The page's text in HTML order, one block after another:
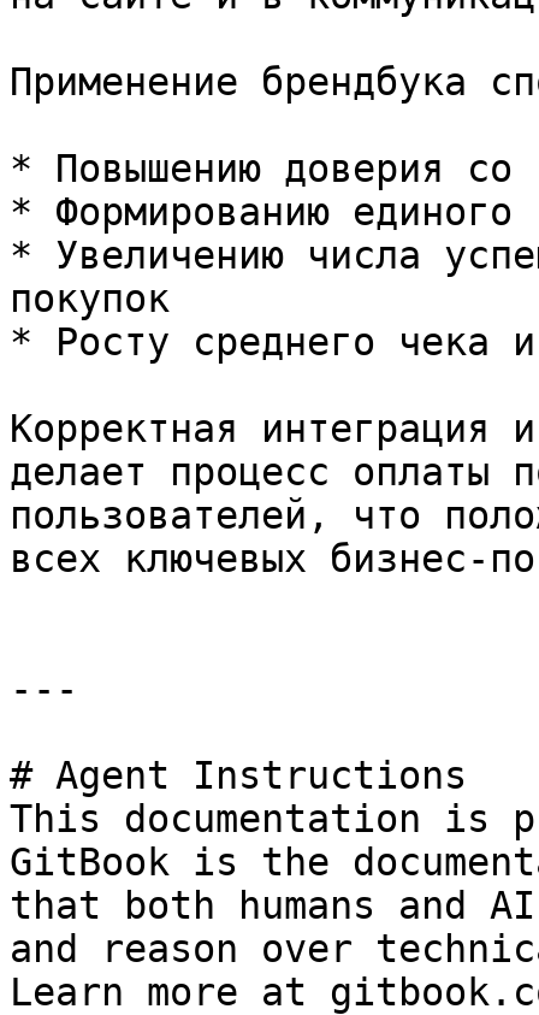
Применение брендбука
* Повышению доверия со
* Формированию единого
* Увеличению числа
покупок
* Росту среднего чека
Корректная
делает процесс оплаты
пользователей, что
всех ключевых бизнес-
---
# Agent Instructions
This documentation is
GitBook is the
that both humans and
and reason over
Learn more at